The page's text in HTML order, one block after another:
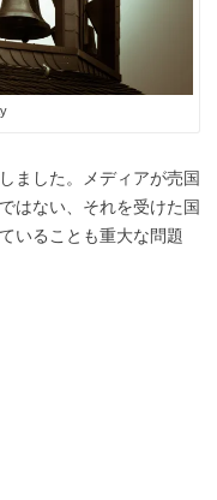
ました。メディアが売国
はない、それを受けた国
いることも重大な問題